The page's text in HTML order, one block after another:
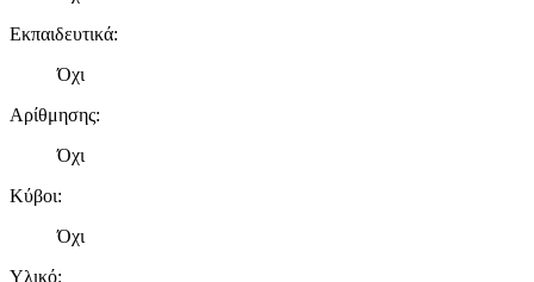
Εκπαιδευτικά:
Όχι
Αρίθμησης:
Όχι
Κύβοι:
Όχι
Υλικό: